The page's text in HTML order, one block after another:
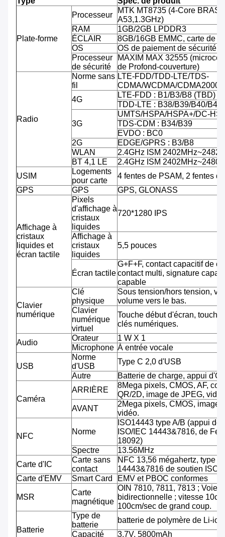
Plate-forme
Processeur
MTK MT8735 (4-Core BRAS
A53,1.3GHz)
RAM
1GB/2GB LPDDR3
ÉCLAIR
8GB/16GB EMMC, carte de
OS
OS de paiement de sécurité
Processeur
de sécurité
MAXIM MAX 32555
de Profond-couverture)
Radio
Norme sans
fil
LTE-FDD/TDD-LTE/TDS-
CDMA/WCDMA/CDMA2000/
4G
LTE-FDD : B1/B3/B8 (TBD)
TDD-LTE : B38/B39/B40/B41
3G
UMTS/HSPA/HSPA+/DC-
TDS-CDM : B34/B39
EVDO : BC0
2G
EDGE/GPRS : B3/B8
WLAN
2.4GHz ISM
BT 4,1 LE
2.4GHz ISM
USIM
Logements
pour carte
4 fentes de PSAM, 2 fentes
GPS
GPS GPS, GLONASS
Affichage à
cristaux
liquides et
écran tactile
Pixels
d'affichage à
cristaux
liquides
720*1280 IPS
Affichage à
cristaux
liquides
5,5 pouces
Écran tactile
G+F+F, contact capacitif de
contact multi, signature
capable
Clavier
numérique
Clé
physique
Sous tension/hors tension,
volume vers le bas.
Clavier
numérique
virtuel
Touche début d'écran, touche
clés numériques.
Audio
Orateur
1 W X 1
Microphone À entrée vocale
USB
Norme
d'USB
Type C 2,0 d'USB
Autre
Batterie de charge, appui
Caméra
ARRIÈRE
8Mega pixels, CMOS, AF,
QR/2D, image de JPEG,
AVANT
2Mega pixels, CMOS, image
vidéo.
NFC
Norme
ISO14443 type A/B (appui de
ISO/IEC 14443&7816, de
18092)
Spectre
13.56MHz
Carte d'IC
Carte sans
contact
NFC 13,56 mégahertz, type
14443&7816 de soutien ISO/
Carte d'EMV
Smart Card EMV et PBOC conformes
MSR
Carte
magnétique
OIN 7810, 7811, 7813 ; Voie
bidirectionnelle ; vitesse
100cm/sec de grand coup.
Batterie
Type de
batterie
batterie de polymère de Li-ion
Capacité
3.7V, 5800mAh